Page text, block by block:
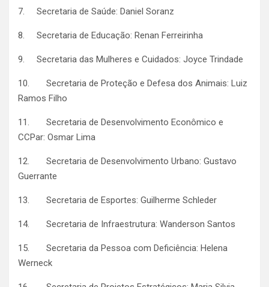
7. Secretaria de Saúde: Daniel Soranz
8. Secretaria de Educação: Renan Ferreirinha
9. Secretaria das Mulheres e Cuidados: Joyce Trindade
10. Secretaria de Proteção e Defesa dos Animais: Luiz
Ramos Filho
11. Secretaria de Desenvolvimento Econômico e
CCPar: Osmar Lima
12. Secretaria de Desenvolvimento Urbano: Gustavo
Guerrante
13. Secretaria de Esportes: Guilherme Schleder
14. Secretaria de Infraestrutura: Wanderson Santos
15. Secretaria da Pessoa com Deficiência: Helena
Werneck